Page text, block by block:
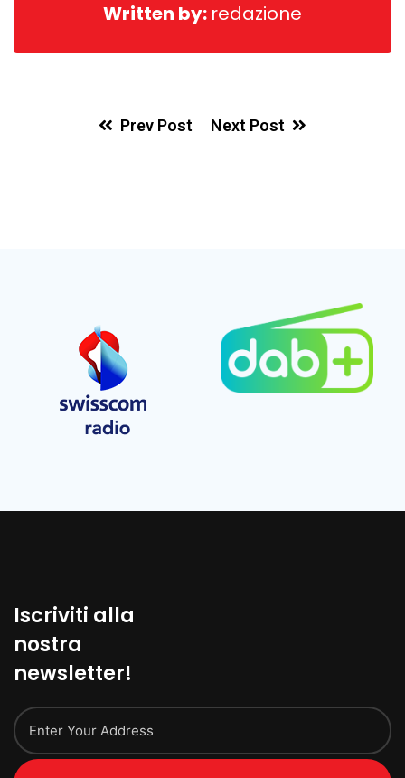
Written by: redazione
Prev Post Next Post
Iscriviti alla
nostra
newsletter!